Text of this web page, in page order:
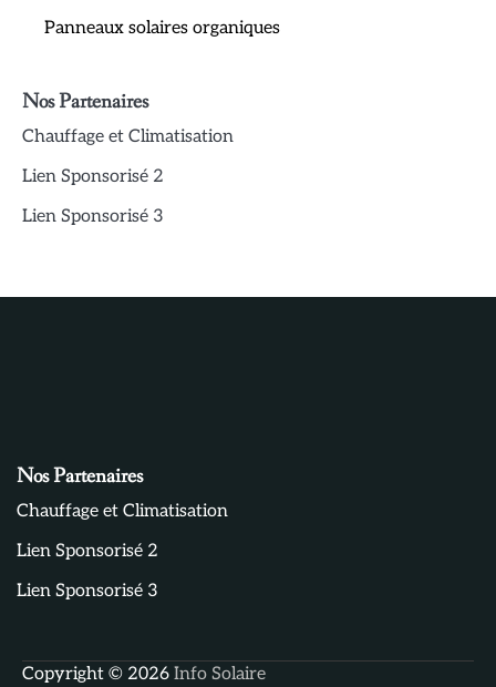
Panneaux solaires organiques
Nos Partenaires
Chauffage et Climatisation
Lien Sponsorisé 2
Lien Sponsorisé 3
Nos Partenaires
Chauffage et Climatisation
Lien Sponsorisé 2
Lien Sponsorisé 3
Copyright © 2026 Info Solaire